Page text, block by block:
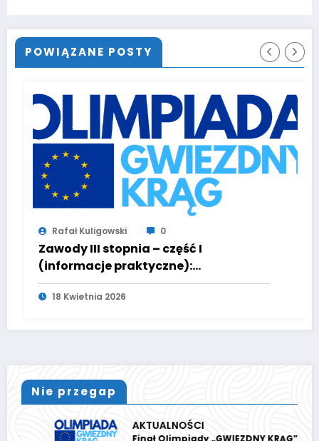
POWIĄZANE POSTY
0
stopnia – część I
praktyczne):
Nie przegap
AKTUALNOŚCI
Finał Olimpiady „GWIEZDNY KRĄG”